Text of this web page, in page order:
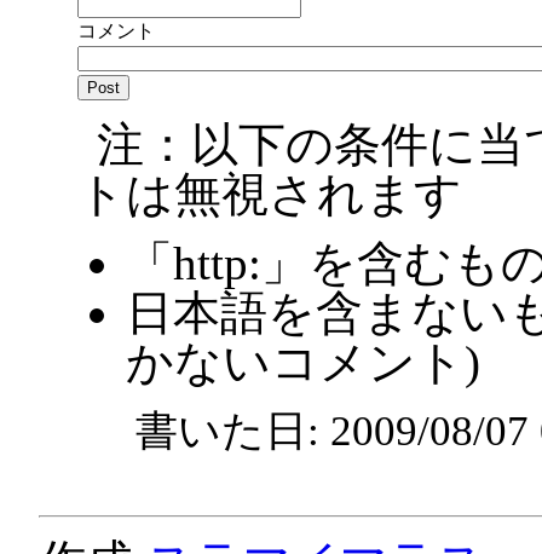
コメント
注：以下の条件に
トは無視されます
「http:」を含むも
日本語を含まない
かないコメント)
書いた日: 2009/08/